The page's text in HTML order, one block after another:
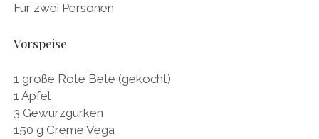
Für zwei Personen
Vorspeise
1 große Rote Bete (gekocht)
1 Apfel
3 Gewürzgurken
150 g Creme Vega